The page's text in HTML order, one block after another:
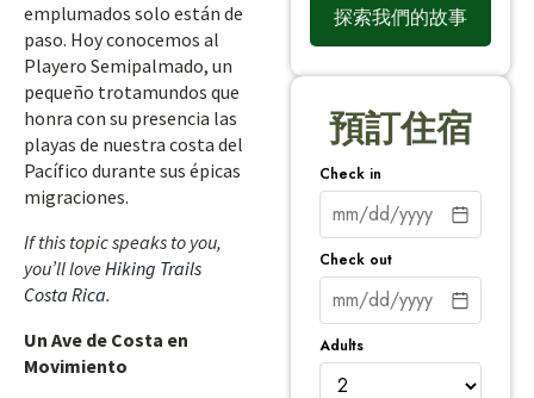
emplumados solo están de
paso. Hoy conocemos al
Playero Semipalmado, un
pequeño trotamundos que
honra con su presencia las
playas de nuestra costa del
Pacífico durante sus épicas
migraciones.
If this topic speaks to you,
you’ll love Hiking Trails
Costa Rica.
Un Ave de Costa en
Movimiento
探索我們的故事
預訂住宿
Check in
Check out
Adults